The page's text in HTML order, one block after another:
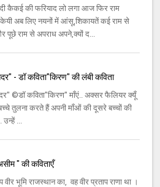
कैकई की फरियाद लो लगा आज फिर राम
अब लिए नयनों में आंसू,शिकायतें कई राम से
पूछे राम से अपराध अपने,क्यों द...
- डॉ कविता"किरण" की लंबी कविता
©डॉ कविता"किरण" माँएं.. अक्सर फैलियर क्यूँ
बच्चे तुलना करते हैं अपनी माँओं की दूसरे बच्चों की
...
" की कविताएँ
वीर भूमि राजस्थान का, वह वीर प्रताप राणा था ।